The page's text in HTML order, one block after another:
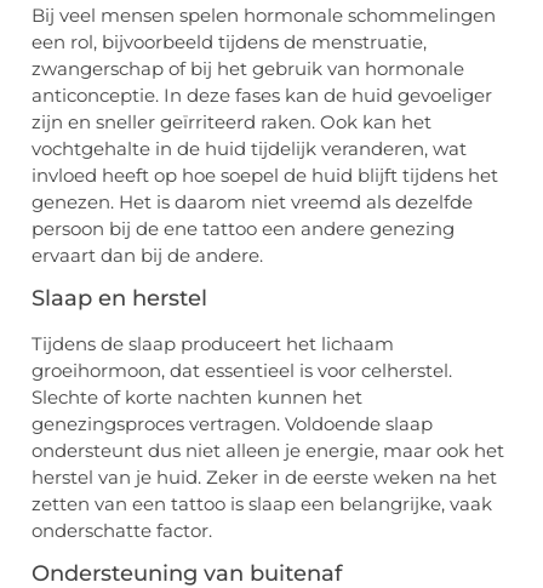
Bij veel mensen spelen hormonale schommelingen
een rol, bijvoorbeeld tijdens de menstruatie,
zwangerschap of bij het gebruik van hormonale
anticonceptie. In deze fases kan de huid gevoeliger
zijn en sneller geïrriteerd raken. Ook kan het
vochtgehalte in de huid tijdelijk veranderen, wat
invloed heeft op hoe soepel de huid blijft tijdens het
genezen. Het is daarom niet vreemd als dezelfde
persoon bij de ene tattoo een andere genezing
ervaart dan bij de andere.
Slaap en herstel
Tijdens de slaap produceert het lichaam
groeihormoon, dat essentieel is voor celherstel.
Slechte of korte nachten kunnen het
genezingsproces vertragen. Voldoende slaap
ondersteunt dus niet alleen je energie, maar ook het
herstel van je huid. Zeker in de eerste weken na het
zetten van een tattoo is slaap een belangrijke, vaak
onderschatte factor.
Ondersteuning van buitenaf